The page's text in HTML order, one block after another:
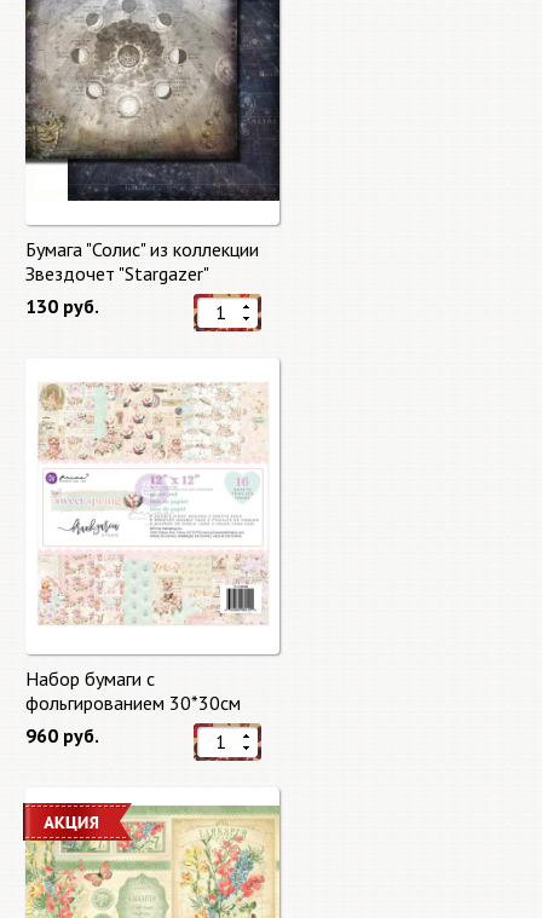
Бумага "Солис" из коллекции
Звездочет "Stargazer"
130 руб.
Набор бумаги с
фольгированием 30*30см
Сладкая весна "Sweet Spring"
8 листов Prima Marketing
960 руб.